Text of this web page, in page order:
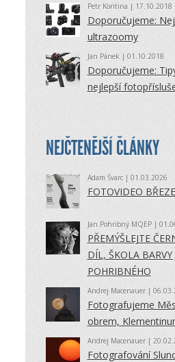
Petr Koritina | 17.10.2018
Doporučujeme:
ultrazoomy
Jan Pánek | 01.10.2018
Doporučujeme:
nejlepší
NEJČTENĚJŠÍ ČLÁNKY
Adam Švarc| 01.03.2026
FOTOVIDEO
Jan Pohribný MQEP|
PŘEMÝŠLEJTE
DÍL, ŠKOLA BARVY
POHRIBNÉHO
Andrej Macenauer|
Fotografujeme
obrem,
Andrej Macenauer|
Fotografování